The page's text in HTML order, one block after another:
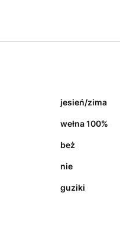
jesień/zima
wełna 100%
beż
nie
guziki